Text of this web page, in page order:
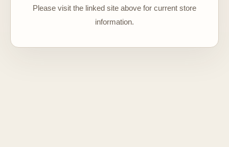
Please visit the linked site above for current store
information.